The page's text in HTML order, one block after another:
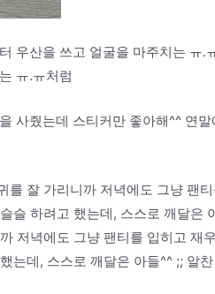
우산을 쓰고 얼굴을 마주치는 ㅠ.
ㅠ.ㅠ처럼
사줬는데 스티커만 좋아해^^ 연
를 잘 가리니까 저녁에도 그냥 팬
슬 하려고 했는데, 스스로 깨달은
저녁에도 그냥 팬티를 입히고
는데, 스스로 깨달은 아들^^ ;; 알